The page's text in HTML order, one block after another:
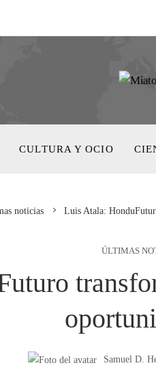
CULTURA Y OCIO
noticias Luis Atala:
ÚLTIMAS
Samuel D.